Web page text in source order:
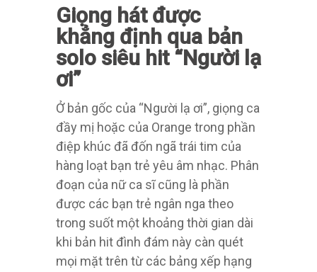
Giọng hát được
khẳng định qua bản
solo siêu hit “Người lạ
ơi”
Ở bản gốc của “Người lạ ơi”, giọng ca
đầy mị hoặc của Orange trong phần
điệp khúc đã đốn ngã trái tim của
hàng loạt bạn trẻ yêu âm nhạc. Phân
đoạn của nữ ca sĩ cũng là phần
được các bạn trẻ ngân nga theo
trong suốt một khoảng thời gian dài
khi bản hit đình đám này càn quét
mọi mặt trên từ các bảng xếp hạng